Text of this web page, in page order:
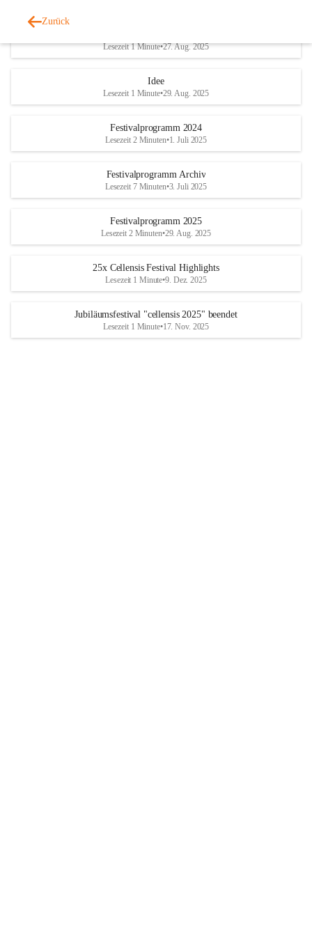
Zurück
Lesezeit 1 Minute•27. Aug. 2025
Idee
Lesezeit 1 Minute•29. Aug. 2025
Festivalprogramm 2024
Lesezeit 2 Minuten•1. Juli 2025
Festivalprogramm Archiv
Lesezeit 7 Minuten•3. Juli 2025
Festivalprogramm 2025
Lesezeit 2 Minuten•29. Aug. 2025
25x Cellensis Festival Highlights
Lesezeit 1 Minute•9. Dez. 2025
Jubiläumsfestival "cellensis 2025" beendet
Lesezeit 1 Minute•17. Nov. 2025